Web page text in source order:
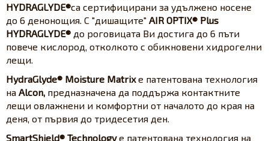
HYDRAGLYDE®са сертифицирани за удължено носене
до 6 денонощия. С "дишащите" AIR OPTIX® Plus
HYDRAGLYDE® до роговицата Ви достига до 6 пъти
повече кислород, отколкото с обикновени хидрогелни
лещи.
HydraGlyde® Moisture Matrixе патентована технология
на Alcon, предназначена да поддържа контактните
лещи овлажнени и комфортни от началото до края на
деня, от първия до тридесетия ден.
SmartShield® Technologyе патентована технология на